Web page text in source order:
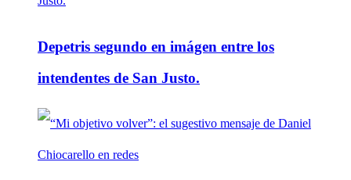
Depetris segundo en imágen entre los
intendentes de San Justo.